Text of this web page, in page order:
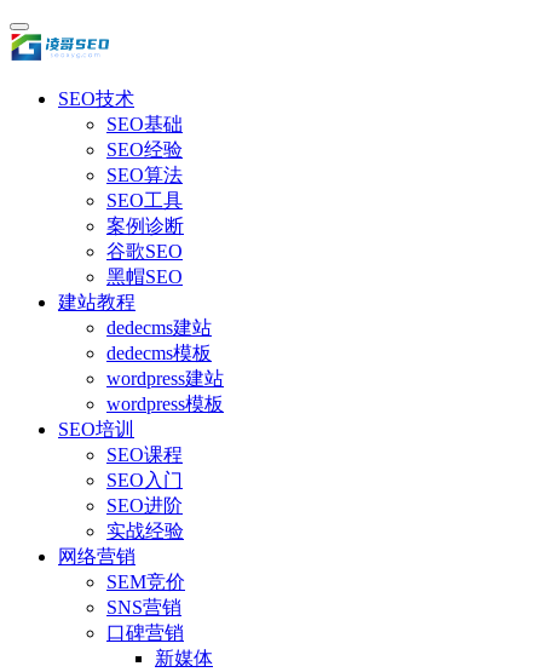
SEO技术
SEO基础
SEO经验
SEO算法
SEO工具
案例诊断
谷歌SEO
黑帽SEO
建站教程
dedecms建站
dedecms模板
wordpress建站
wordpress模板
SEO培训
SEO课程
SEO入门
SEO进阶
实战经验
网络营销
SEM竞价
SNS营销
口碑营销
新媒体